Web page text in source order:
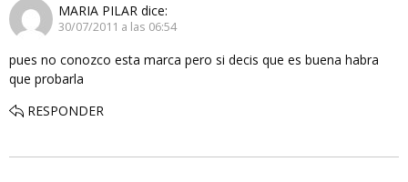
MARIA PILAR dice:
30/07/2011 a las 06:54
pues no conozco esta marca pero si decis que es buena habra
que probarla
RESPONDER